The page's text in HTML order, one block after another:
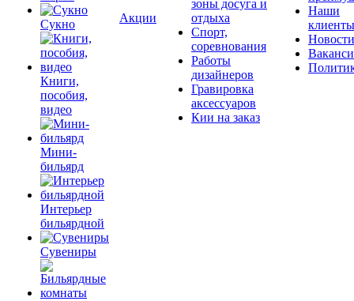
Сукно
Книги,
пособия,
видео
Мини-
бильярд
Интерьер
бильярдной
Сувениры
Акции
зоны досуга и
отдыха
Спорт,
соревнования
Работы
дизайнеров
Гравировка
аксессуаров
Кии на заказ
Наши
клиенты
Новости